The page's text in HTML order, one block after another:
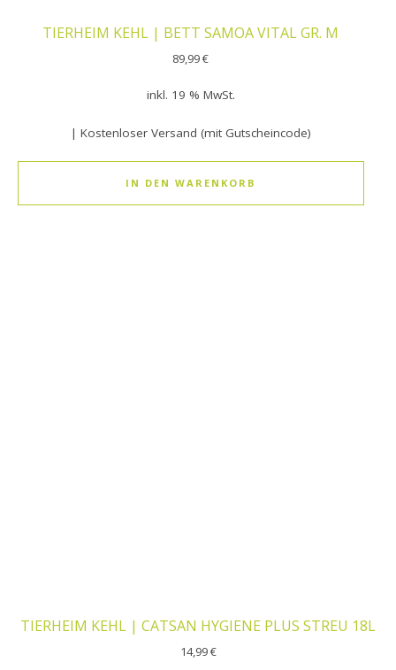
TIERHEIM KEHL | BETT SAMOA VITAL GR. M
89,99€
inkl. 19 % MwSt.
| Kostenloser Versand (mit Gutscheincode)
IN DEN WARENKORB
TIERHEIM KEHL | CATSAN HYGIENE PLUS STREU 18L
14,99€